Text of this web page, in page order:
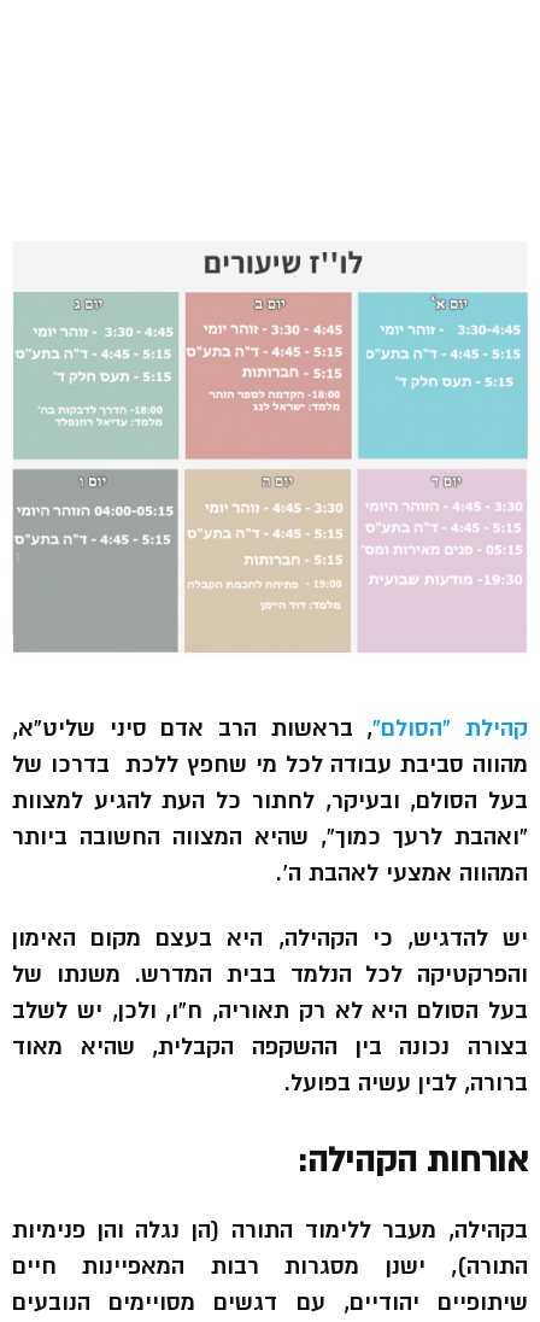
קהילת “הסולם”, בראשות הרב אדם סיני שליט”א,
מהווה סביבת עבודה לכל מי שחפץ ללכת בדרכו של
בעל הסולם, ובעיקר, לחתור כל העת להגיע למצוות
“ואהבת לרעך כמוך”, שהיא המצווה החשובה ביותר
המהווה אמצעי לאהבת ה’.
יש להדגיש, כי הקהילה, היא בעצם מקום האימון
והפרקטיקה לכל הנלמד בבית המדרש. משנתו של
בעל הסולם היא לא רק תאוריה, ח”ו, ולכן, יש לשלב
בצורה נכונה בין ההשקפה הקבלית, שהיא מאוד
ברורה, לבין עשיה בפועל.
אורחות הקהילה:
בקהילה, מעבר ללימוד התורה (הן נגלה והן פנימיות
התורה), ישנן מסגרות רבות המאפיינות חיים
שיתופיים יהודיים, עם דגשים מסויימים הנובעים